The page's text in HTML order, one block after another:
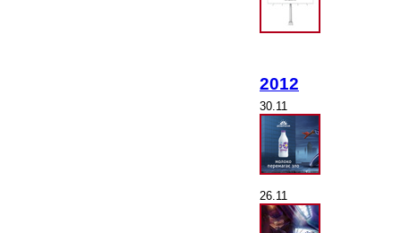
2012
30.11
26.11